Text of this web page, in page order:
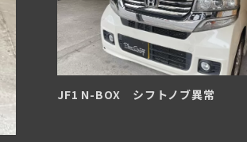
JF1 N-BOX シフトノブ異常